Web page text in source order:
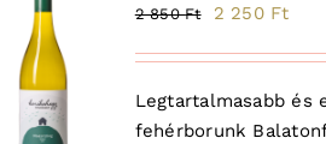
2 850Ft
Original
2
850 Ft.
2 250 Ft
2
250
Legtartalmasabb és
fehérborunk